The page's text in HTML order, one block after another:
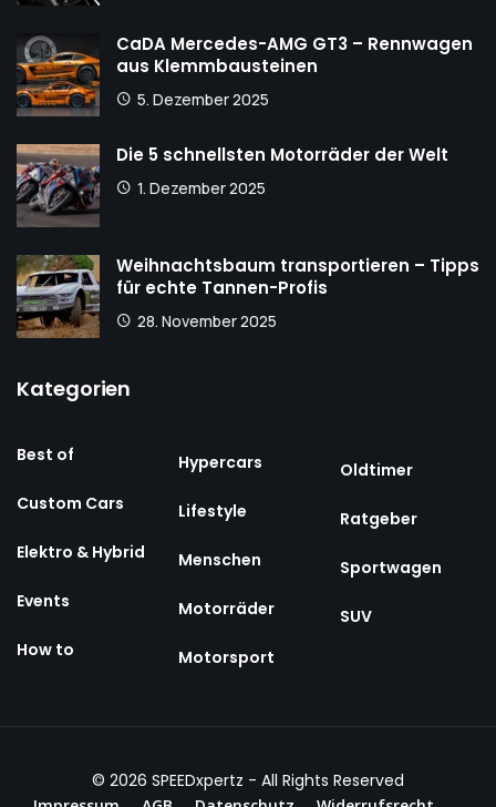
CaDA Mercedes-AMG GT3 – Rennwagen
aus Klemmbausteinen
5. Dezember 2025
Die 5 schnellsten Motorräder der Welt
1. Dezember 2025
Weihnachtsbaum transportieren – Tipps
für echte Tannen-Profis
28. November 2025
Kategorien
Best of
Custom Cars
Elektro & Hybrid
Events
How to
Hypercars
Lifestyle
Menschen
Motorräder
Motorsport
Oldtimer
Ratgeber
Sportwagen
SUV
© 2026 SPEEDxpertz - All Rights Reserved